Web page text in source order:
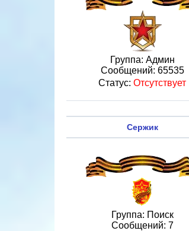
Группа: Админ
Сообщений: 65535
Статус: Отсутствует
Сержик
Группа: Поиск
Сообщений: 7